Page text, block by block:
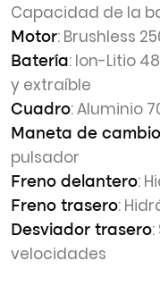
Capacidad de la
Motor: Brushless
Batería: Ion-Litio
y extraíble
Cuadro: Aluminio
Maneta de cambio
pulsador
Freno delantero:
Freno trasero:
Desviador trasero
velocidades